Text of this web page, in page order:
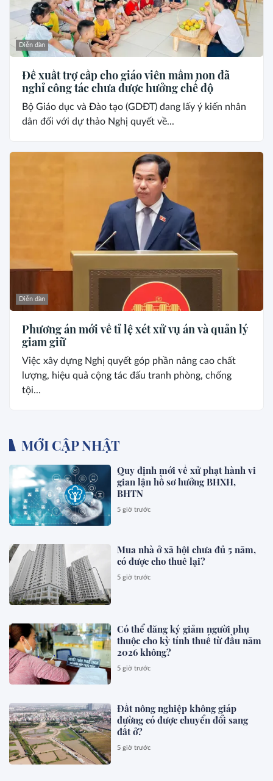
Diễn đàn
Đề xuất trợ cấp cho giáo viên mầm non đã
nghỉ công tác chưa được hưởng chế độ
Bộ Giáo dục và Đào tạo (GDĐT) đang lấy ý kiến nhân
dân đối với dự thảo Nghị quyết về...
Diễn đàn
Phương án mới về tỉ lệ xét xử vụ án và quản lý
giam giữ
Việc xây dựng Nghị quyết góp phần nâng cao chất
lượng, hiệu quả cộng tác đấu tranh phòng, chống
tội...
MỚI CẬP NHẬT
Quy định mới về xử phạt hành vi
gian lận hồ sơ hưởng BHXH,
BHTN
5 giờ trước
Mua nhà ở xã hội chưa đủ 5 năm,
có được cho thuê lại?
5 giờ trước
Có thể đăng ký giảm người phụ
thuộc cho kỳ tính thuế từ đầu năm
2026 không?
5 giờ trước
Đất nông nghiệp không giáp
đường có được chuyển đổi sang
đất ở?
5 giờ trước